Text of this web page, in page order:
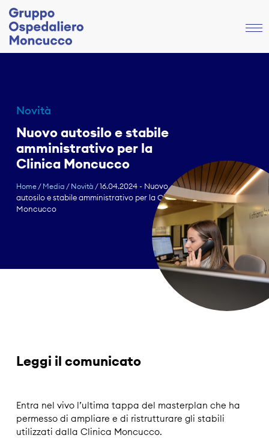
Novità
Nuovo autosilo e stabile
amministrativo per la
Clinica Moncucco
Home / Media / Novità /16.04.2024 - Nuovo
autosilo e stabile amministrativo per la Clinica
Moncucco
Leggi il comunicato
Entra nel vivo l’ultima tappa del masterplan che ha
permesso di ampliare e di ristrutturare gli stabili
utilizzati dalla Clinica Moncucco.